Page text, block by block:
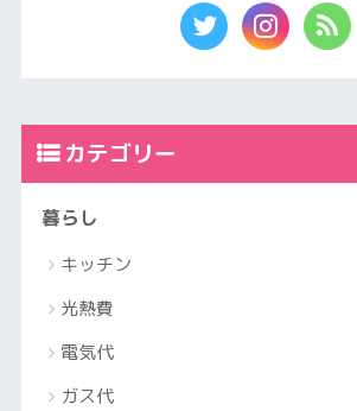
カテゴリー
暮らし
キッチン
光熱費
電気代
ガス代